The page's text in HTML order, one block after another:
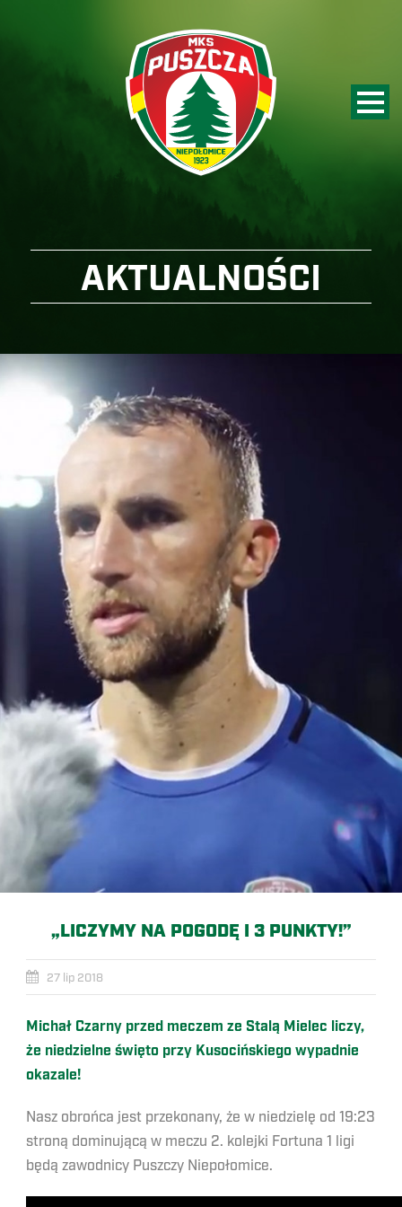
AKTUALNOŚCI
„LICZYMY NA POGODĘ I 3 PUNKTY!”
27 lip 2018
Michał Czarny przed meczem ze Stalą Mielec liczy,
że niedzielne święto przy Kusocińskiego wypadnie
okazale!
Nasz obrońca jest przekonany, że w niedzielę od 19:23
stroną dominującą w meczu 2. kolejki Fortuna 1 ligi
będą zawodnicy Puszczy Niepołomice.